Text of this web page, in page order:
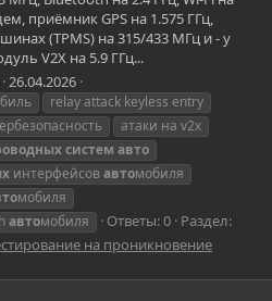
приёмник GPS на 1.575 ГГц,
(TPMS) на 315/433 МГц и - у
V2X на 5.9 ГГц...
26.04.2026
relay attack keyless entry
атаки на v2x
систем авто
интерфейсов автомобиля
мобиля
автомобиля Ответы: 0 Раздел:
на проникновение